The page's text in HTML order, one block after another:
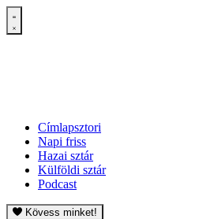
Címlapsztori
Napi friss
Hazai sztár
Külföldi sztár
Podcast
Kövess minket!